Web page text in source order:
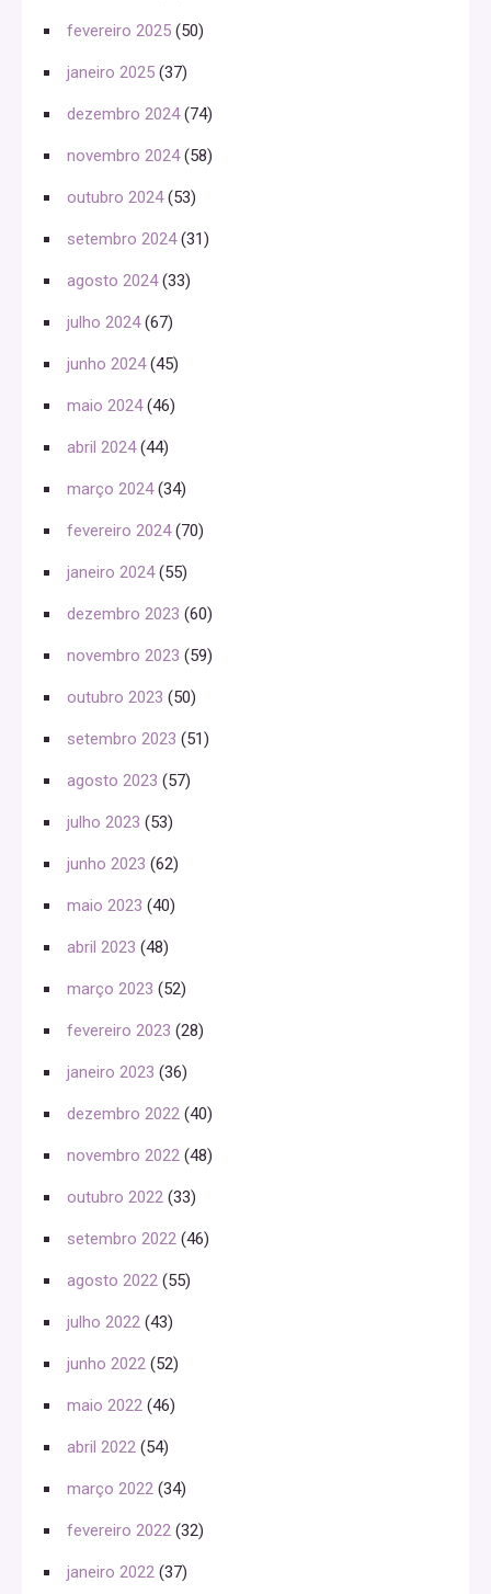
fevereiro 2025 (50)
janeiro 2025 (37)
dezembro 2024(74)
novembro 2024(58)
outubro 2024(53)
setembro 2024(31)
agosto 2024(33)
julho 2024(67)
junho 2024(45)
maio 2024(46)
abril 2024(44)
março 2024(34)
fevereiro 2024(70)
janeiro 2024(55)
dezembro 2023 (60)
novembro 2023 (59)
outubro 2023 (50)
setembro 2023 (51)
agosto 2023 (57)
julho 2023 (53)
junho 2023 (62)
maio 2023 (40)
abril 2023 (48)
março 2023 (52)
fevereiro 2023 (28)
janeiro 2023 (36)
dezembro 2022 (40)
novembro 2022 (48)
outubro 2022 (33)
setembro 2022 (46)
agosto 2022 (55)
julho 2022 (43)
junho 2022 (52)
maio 2022 (46)
abril 2022 (54)
março 2022 (34)
fevereiro 2022 (32)
janeiro 2022 (37)